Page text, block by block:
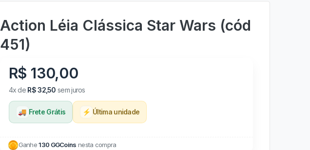
Action Léia Clássica Star Wars (cód
451)
R$ 130,00
4x de R$ 32,50 sem juros
🚚 Frete Grátis ⚡ Última unidade
Ganhe130 GGCoins nesta compra